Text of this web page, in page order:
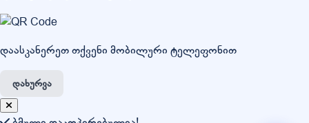
დაასკანერეთ თქვენი მობილური ტელეფონით
დახურვა